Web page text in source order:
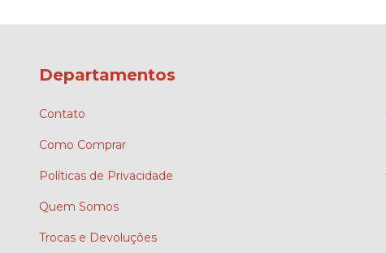
Departamentos
Contato
Como Comprar
Políticas de Privacidade
Quem Somos
Trocas e Devoluções